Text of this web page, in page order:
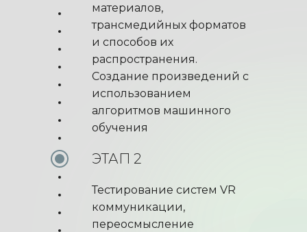
материалов,
трансмедийных форматов
и способов их
распространения.
Создание произведений с
использованием
алгоритмов машинного
обучения
Тестирование систем VR
коммуникации,
переосмысление
ЭТАП 2